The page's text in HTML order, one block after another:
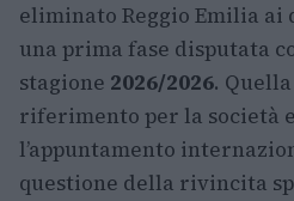
eliminato Reggio Emilia
una prima fase disputata
stagione 2026/2026.
riferimento per la società
l’appuntamento
questione della rivincita